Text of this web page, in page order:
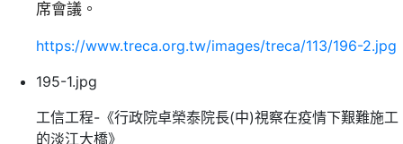
席會議。
https://www.treca.org.tw/images/treca/113/196-2.jpg
195-1.jpg
工信工程-《行政院卓榮泰院長(中)視察在疫情下艱難施工
的淡江大橋》